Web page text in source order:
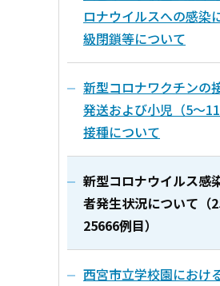
ロナウイルスへの感染
級閉鎖等について
新型コロナワクチンの
発送および小児（5～
接種について
新型コロナウイルス感
者発生状況について（
25666例目）
西宮市立学校園におけ